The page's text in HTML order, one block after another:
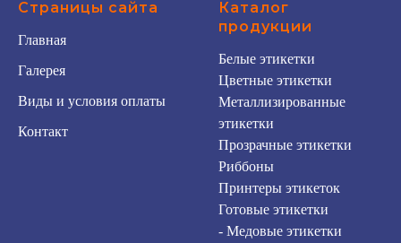
Страницы сайта
Главная
Галерея
Виды и условия оплаты
Контакт
Каталог
продукции
Белые этикетки
Цветные этикетки
Металлизированные
этикетки
Прозрачные этикетки
Риббоны
Принтеры этикеток
Готовые этикетки
- Медовые этикетки